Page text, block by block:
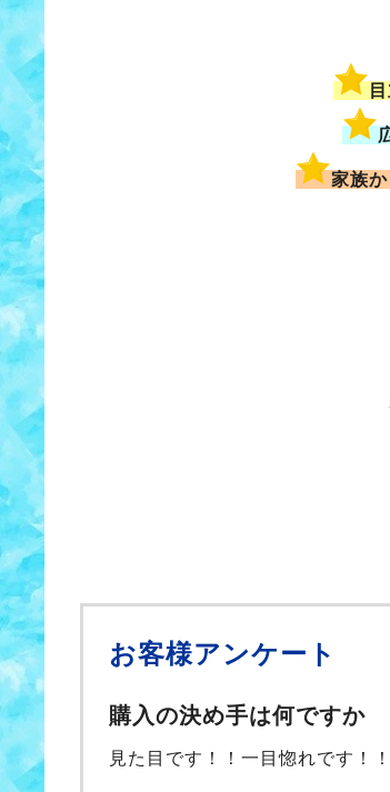
家族か
お客様アンケート
購入の決め手は何ですか
見た目です！！一目惚れです！